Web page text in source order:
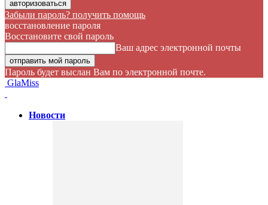
Забыли пароль? получить помощь
восстановление пароля
Восстановите свой пароль
Ваш адрес электронной почты
Пароль будет выслан Вам по электронной почте.
GlaMiss
Новости